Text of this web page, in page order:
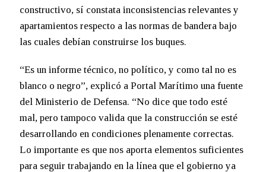
constructivo, sí constata inconsistencias relevantes y
apartamientos respecto a las normas de bandera bajo
las cuales debían construirse los buques.
“Es un informe técnico, no político, y como tal no es
blanco o negro”, explicó a Portal Marítimo una fuente
del Ministerio de Defensa. “No dice que todo esté
mal, pero tampoco valida que la construcción se esté
desarrollando en condiciones plenamente correctas.
Lo importante es que nos aporta elementos suficientes
para seguir trabajando en la línea que el gobierno ya